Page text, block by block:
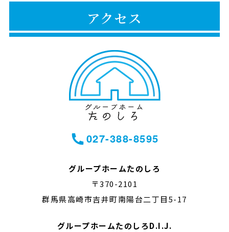
アクセス
027-388-8595
グループホームたのしろ
〒370-2101
群馬県高崎市吉井町南陽台二丁目5-17
グループホームたのしろD.I.J.